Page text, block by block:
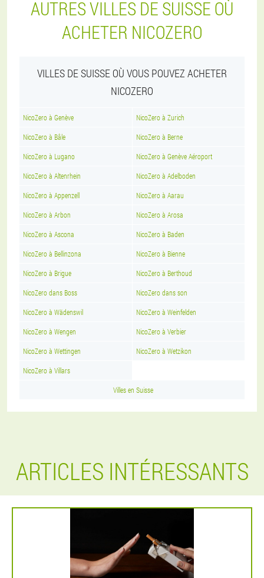
AUTRES VILLES DE SUISSE OÙ
ACHETER NICOZERO
VILLES DE SUISSE OÙ VOUS POUVEZ ACHETER
NICOZERO
NicoZero à Genève NicoZero à Zurich
NicoZero à Bâle NicoZero à Berne
NicoZero à Lugano NicoZero à Genève Aéroport
NicoZero à Altenrhein NicoZero à Adelboden
NicoZero à Appenzell NicoZero à Aarau
NicoZero à Arbon NicoZero à Arosa
NicoZero à Ascona NicoZero à Baden
NicoZero à Bellinzona NicoZero à Bienne
NicoZero à Brigue NicoZero à Berthoud
NicoZero dans Boss NicoZero dans son
NicoZero à Wädenswil NicoZero à Weinfelden
NicoZero à Wengen NicoZero à Verbier
NicoZero à Wettingen NicoZero à Wetzikon
NicoZero à Villars
Villes en Suisse
ARTICLES INTÉRESSANTS